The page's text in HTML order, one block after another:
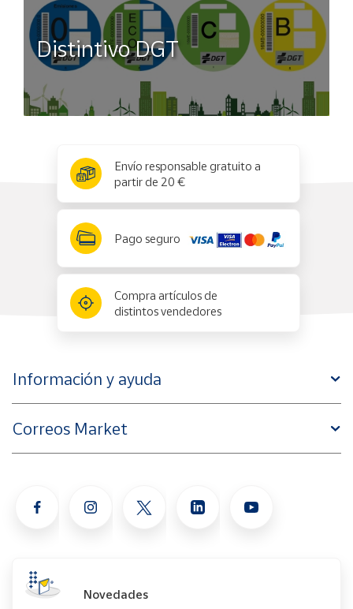
Distintivo DGT
Envío responsable gratuito a
partir de 20 €
Pago seguro
Compra artículos de
distintos vendedores
Información y ayuda
Correos Market
Novedades